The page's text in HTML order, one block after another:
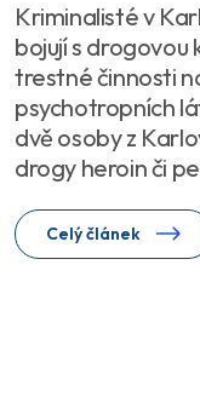
Kriminalisté v
bojují s drogovou
trestné činnosti
psychotropních
dvě osoby z
drogy heroin či
Celý článek